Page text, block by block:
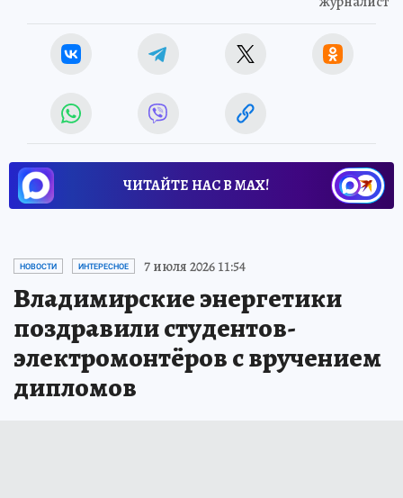
ЧИТАЙТЕ НАС В МАХ!
НОВОСТИ ИНТЕРЕСНОЕ 7 июля 2026 11:54
Владимирские энергетики
поздравили студентов-
электромонтёров с вручением
дипломов